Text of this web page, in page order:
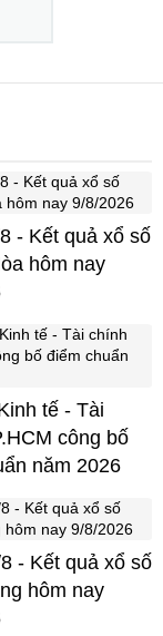
- Kết quả xổ số
hôm nay
tế - Tài
công bố
năm 2026
- Kết quả xổ số
hôm nay